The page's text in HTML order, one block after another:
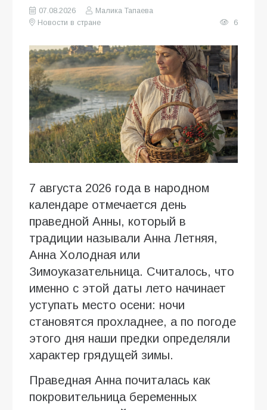
07.08.2026
Малика Тапаева
Новости в стране
6
7 августа 2026 года в народном
календаре отмечается день
праведной Анны, который в
традиции называли Анна Летняя,
Анна Холодная или
Зимоуказательница. Считалось, что
именно с этой даты лето начинает
уступать место осени: ночи
становятся прохладнее, а по погоде
этого дня наши предки определяли
характер грядущей зимы.
Праведная Анна почиталась как
покровительница беременных